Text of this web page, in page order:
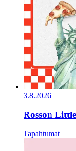
3.8.2026
Rosson
Tapahtumat